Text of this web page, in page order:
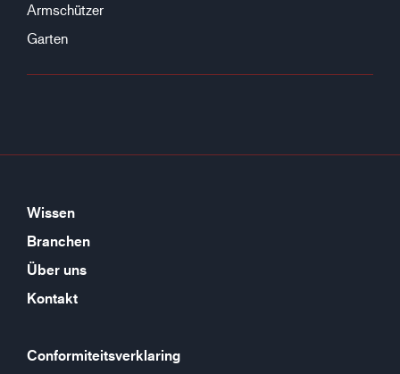
Armschützer
Garten
Wissen
Branchen
Über uns
Kontakt
Conformiteitsverklaring